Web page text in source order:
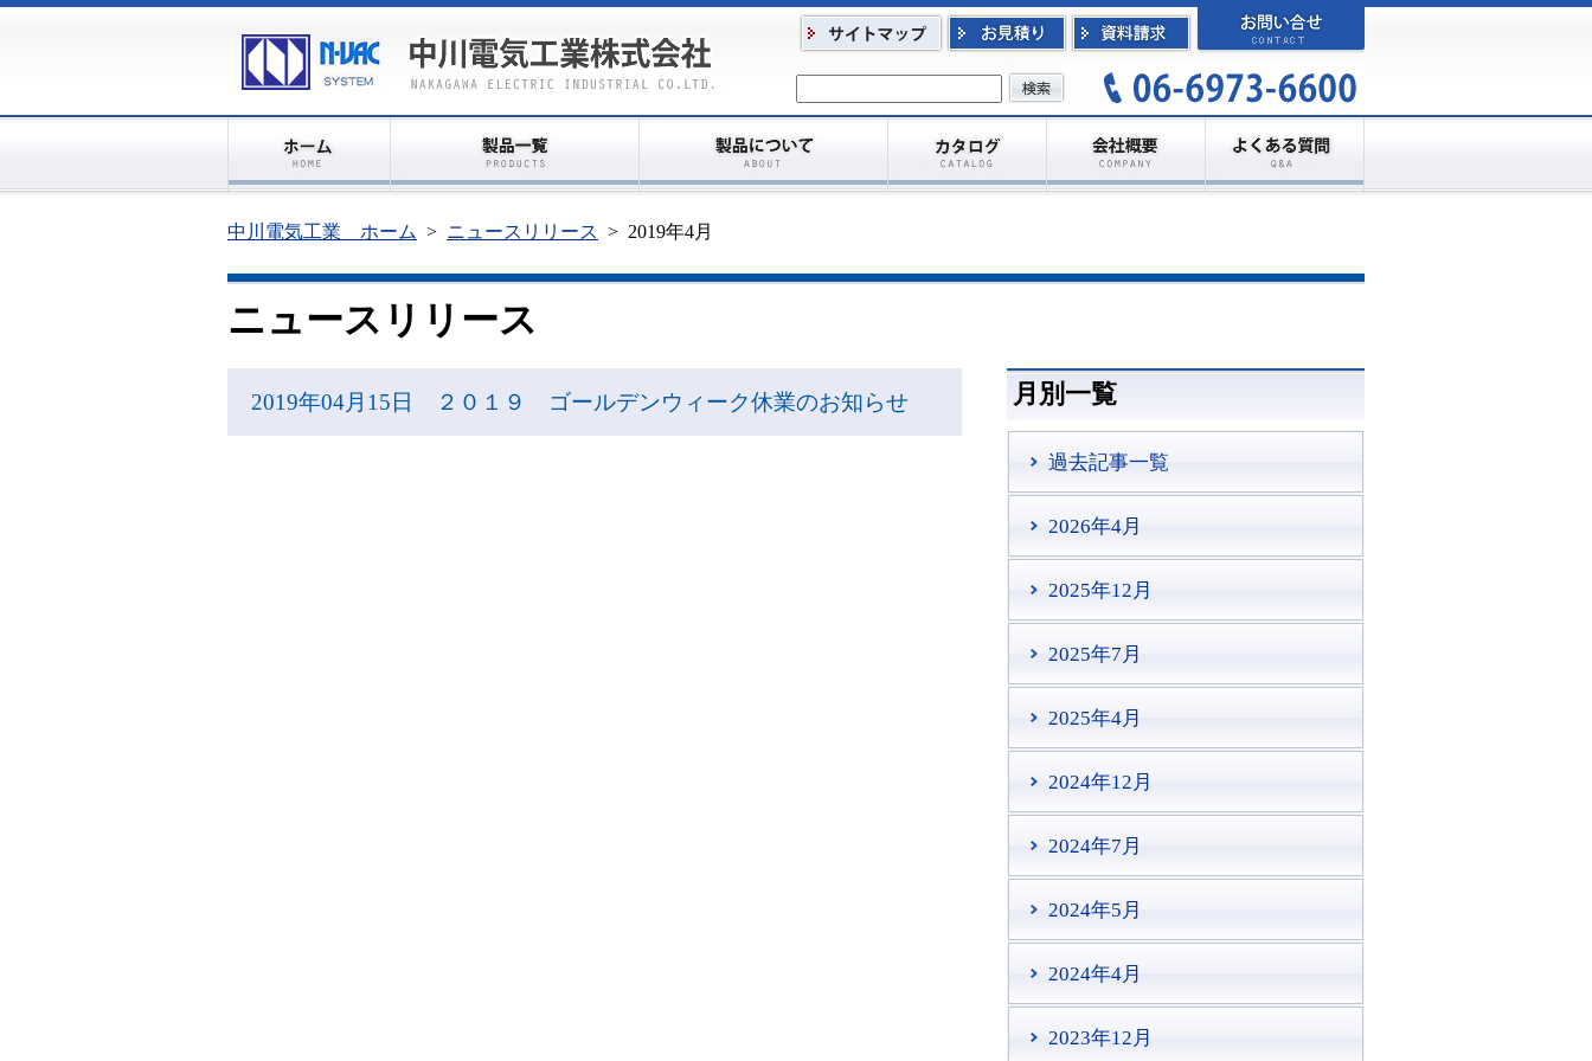
中川電気工業 ホーム > ニュースリリース > 2019年4月
ニュースリリース
2019年04月15日 ２０１９ ゴールデンウィーク休業のお知らせ 月別一覧
過去記事一覧
2026年4月
2025年12月
2025年7月
2025年4月
2024年12月
2024年7月
2024年5月
2024年4月
2023年12月